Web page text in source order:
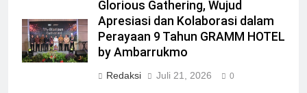
Glorious Gathering, Wujud
Apresiasi dan Kolaborasi dalam
Perayaan 9 Tahun GRAMM HOTEL
by Ambarrukmo
Redaksi Juli 21, 2026 0